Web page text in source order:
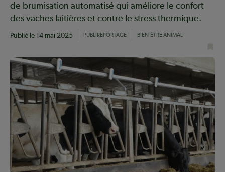
de brumisation automatisé qui améliore le confort
des vaches laitières et contre le stress thermique.
Publié le 14 mai 2025 PUBLIREPORTAGE BIEN-ÊTRE ANIMAL